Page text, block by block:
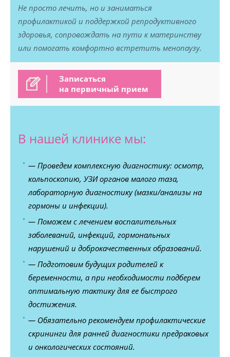
Не просто лечить, но и заниматься
профилактикой и поддержкой репродуктивного
здоровья, сопровождать на пути к материнству
или помогать комфортно встретить менопаузу.
Записаться
на первичный прием
В нашей клинике мы:
— Проведем комплексную диагностику: осмотр,
кольпоскопию, УЗИ органов малого таза,
лабораторную диагностику (мазки/анализы на
гормоны и инфекции).
— Поможем с лечением воспалительных
заболеваний, инфекций, гормональных
нарушений и доброкачественных образований.
— Подготовим будущих родителей к
беременности, а при необходимости подберем
оптимальную тактику для ее быстрого
достижения.
— Обязательно рекомендуем профилактические
скрининги для ранней диагностики предраковых
и онкологических состояний.